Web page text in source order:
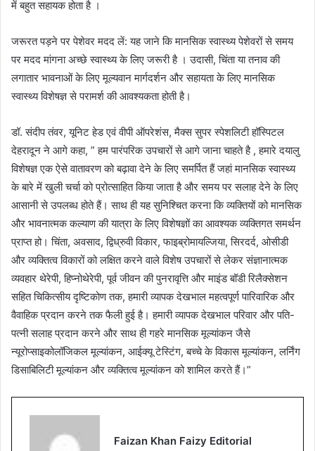
में बहुत सहायक होता है ।
जरूरत पड़ने पर पेशेवर मदद लें: यह जाने कि मानसिक स्वास्थ्य पेशेवरों से समय
पर मदद मांगना अच्छे स्वास्थ्य के लिए जरूरी है । उदासी, चिंता या तनाव की
लगातार भावनाओं के लिए मूल्यवान मार्गदर्शन और सहायता के लिए मानसिक
स्वास्थ्य विशेषज्ञ से परामर्श की आवश्यकता होती है।
डॉ. संदीप तंवर, यूनिट हेड एवं वीपी ऑपरेशंस, मैक्स सुपर स्पेशलिटी हॉस्पिटल
देहरादून ने आगे कहा, ” हम पारंपरिक उपचारों से आगे जाना चाहते है , हमारे दयालु
विशेषज्ञ एक ऐसे वातावरण को बढ़ावा देने के लिए समर्पित हैं जहां मानसिक स्वास्थ्य
के बारे में खुली चर्चा को प्रोत्साहित किया जाता है और समय पर सलाह देने के लिए
आसानी से उपलब्ध होते हैं। साथ ही यह सुनिश्चित करना कि व्यक्तियों को मानसिक
और भावनात्मक कल्याण की यात्रा के लिए विशेषज्ञों का आवश्यक व्यक्तिगत समर्थन
प्राप्त हो। चिंता, अवसाद, द्विध्रुवी विकार, फाइब्रोमायल्जिया, सिरदर्द, ओसीडी
और व्यक्तित्व विकारों को लक्षित करने वाले विशेष उपचारों से लेकर संज्ञानात्मक
व्यवहार थेरेपी, हिप्नोथेरेपी, पूर्व जीवन की पुनरावृत्ति और माइंड बॉडी रिलैक्सेशन
सहित चिकित्सीय दृष्टिकोण तक, हमारी व्यापक देखभाल महत्वपूर्ण पारिवारिक और
वैवाहिक प्रदान करने तक फैली हुई है। हमारी व्यापक देखभाल परिवार और पति-
पत्नी सलाह प्रदान करने और साथ ही गहरे मानसिक मूल्यांकन जैसे
न्यूरोप्साइकोलॉजिकल मूल्यांकन, आईक्यू टेस्टिंग, बच्चे के विकास मूल्यांकन, लर्निंग
डिसाबिलिटी मूल्यांकन और व्यक्तित्व मूल्यांकन को शामिल करते हैं।”
Faizan Khan Faizy Editorial